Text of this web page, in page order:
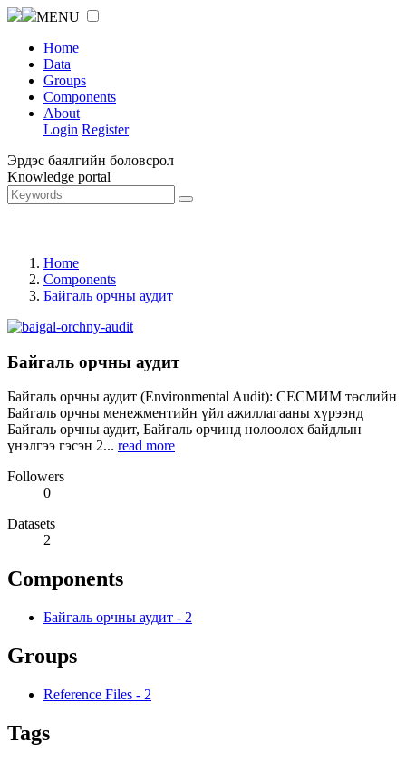
MENU
Home
Data
Groups
Components
About
Login Register
Эрдэс баялгийн боловсрол
Knowledge portal
Home
Components
Байгаль орчны аудит
Байгаль орчны аудит
Байгаль орчны аудит (Environmental Audit): СЕСМИМ төслийн
Байгаль орчны менежментийн үйл ажиллагааны хүрээнд
Байгаль орчны аудит, Байгаль орчинд нөлөөлөх байдлын
үнэлгээ гэсэн 2... read more
Followers
0
Datasets
2
Components
Байгаль орчны аудит - 2
Groups
Reference Files - 2
Tags